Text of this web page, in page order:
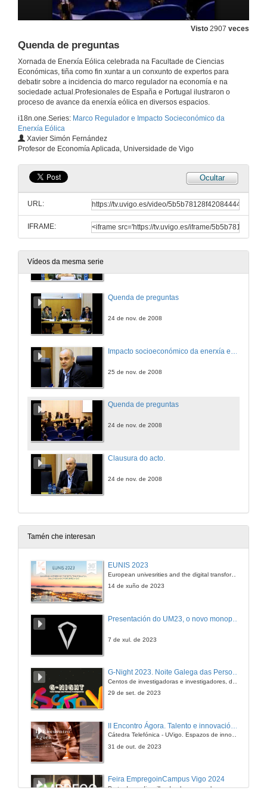
Visto 2907 veces
Quenda de preguntas
Xornada de Enerxía Eólica celebrada na Facultade de Ciencias
Económicas, tiña como fin xuntar a un conxunto de expertos para
debatir sobre a incidencia do marco regulador na economía e na
sociedade actual.Profesionales de España e Portugal ilustraron o
proceso de avance da enerxía eólica en diversos espacios.
i18n.one.Series: Marco Regulador e Impacto Socieconómico da
Enerxía Eólica
Xavier Simón Fernández
Profesor de Economía Aplicada, Universidade de Vigo
Ocultar
URL:
IFRAME:
Vídeos da mesma serie
24 de nov. de 2008
24 de nov. de 2008
Quenda de preguntas
24 de nov. de 2008
25 de nov. de 2008
Quenda de preguntas
24 de nov. de 2008
Clausura do acto.
24 de nov. de 2008
Tamén che interesan
EUNIS 2023
European univesrities and the digital transformation: challenges and opportunities ahead
14 de xuño de 2023
7 de xul. de 2023
G-Night 2023. Noite Galega das Persoas Investigadoras. Conciencias creativas
29 de set. de 2023
Cátedra Telefónica - UVigo. Espazos de innovación
31 de out. de 2023
Feira EmpregoinCampus Vigo 2024
Preto de medio millar de alumnas e alumnos buscan coñecer máis de preto as oportunidades que lles achegan as arredor de medio cento de empresas que participan na edición viguesa da feira. Xunto coa visita aos stands, durante a feria desenvólvense varias actividades complementarias, como obradoiros, conversas, mesas redondas ou o pasaporte de empregabilidade, un espazo no que poderán recibir asesoramento sobre o seu CV.